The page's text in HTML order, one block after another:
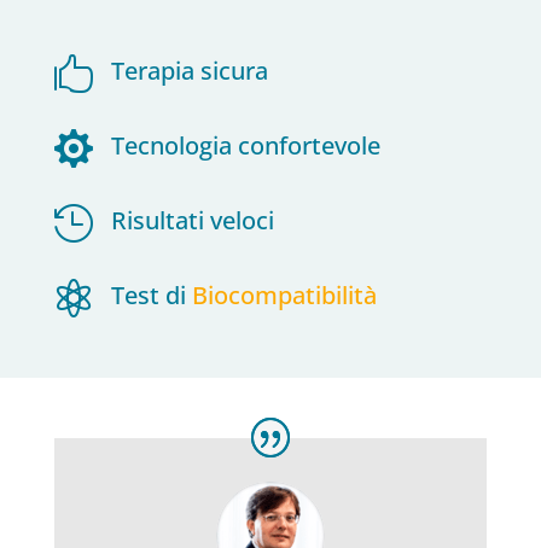
 Terapia sicura
 Tecnologia confortevole
 Risultati veloci
 Test di Biocompatibilità